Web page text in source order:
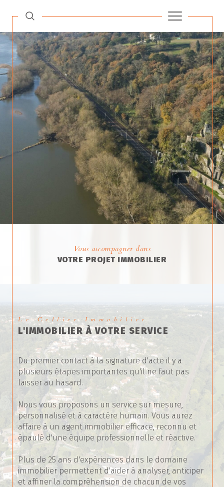
Vous accompagner dans
VOTRE PROJET IMMOBILIER
Le Cellier Immobilier
L'IMMOBILIER À VOTRE SERVICE
Du premier contact à la signature d'acte il y a
plusieurs étapes importantes qu'il ne faut pas
laisser au hasard.
Nous vous proposons un service sur mesure,
personnalisé et à caractère humain. Vous aurez
affaire à un agent immobilier efficace, reconnu et
épaulé d'une équipe professionnelle et réactive.
Plus de 25 ans d'expériences dans le domaine
immobilier permettent d'aider à analyser, anticiper
et affiner la compréhension de chacun de vos